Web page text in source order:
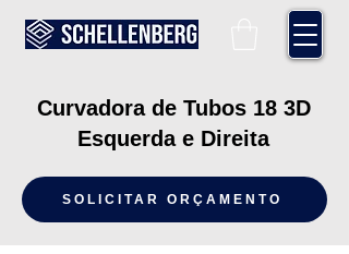
Curvadora de Tubos 18 3D
Esquerda e Direita
SOLICITAR ORÇAMENTO